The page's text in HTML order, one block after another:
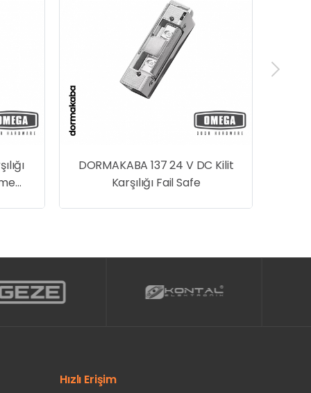
DORMAKABA 137 24 V DC Kilit
Karşılığı Fail Safe
Hızlı Erişim